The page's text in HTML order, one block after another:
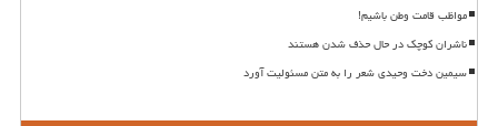
مواظب قامت وطن باشیم!
ناشران کوچک در حال حذف شدن هستند
سیمین دخت وحیدی شعر را به متن مسئولیت آورد